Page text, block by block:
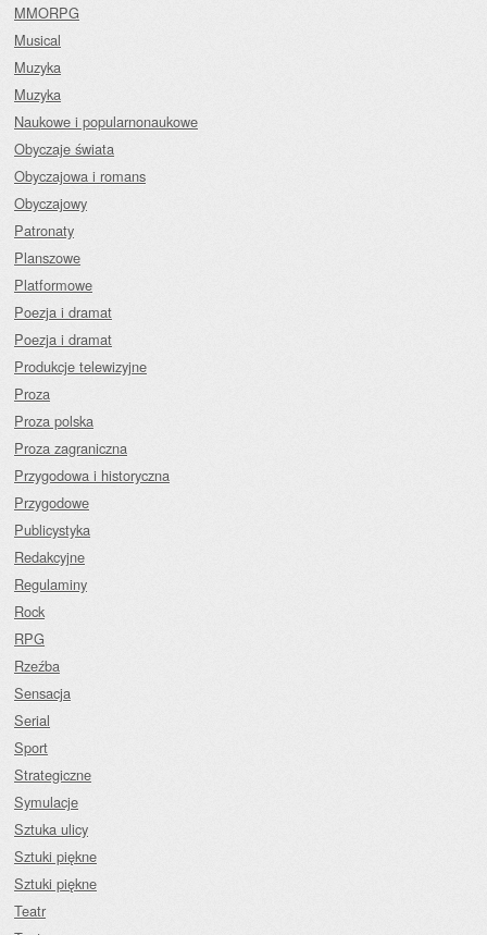
MMORPG
Musical
Muzyka
Muzyka
Naukowe i popularnonaukowe
Obyczaje świata
Obyczajowa i romans
Obyczajowy
Patronaty
Planszowe
Platformowe
Poezja i dramat
Poezja i dramat
Produkcje telewizyjne
Proza
Proza polska
Proza zagraniczna
Przygodowa i historyczna
Przygodowe
Publicystyka
Redakcyjne
Regulaminy
Rock
RPG
Rzeźba
Sensacja
Serial
Sport
Strategiczne
Symulacje
Sztuka ulicy
Sztuki piękne
Sztuki piękne
Teatr